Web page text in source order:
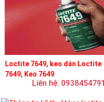
Loctite 7649, keo dán Loctite
7649, Keo 7649
Liên hệ: 0938454791